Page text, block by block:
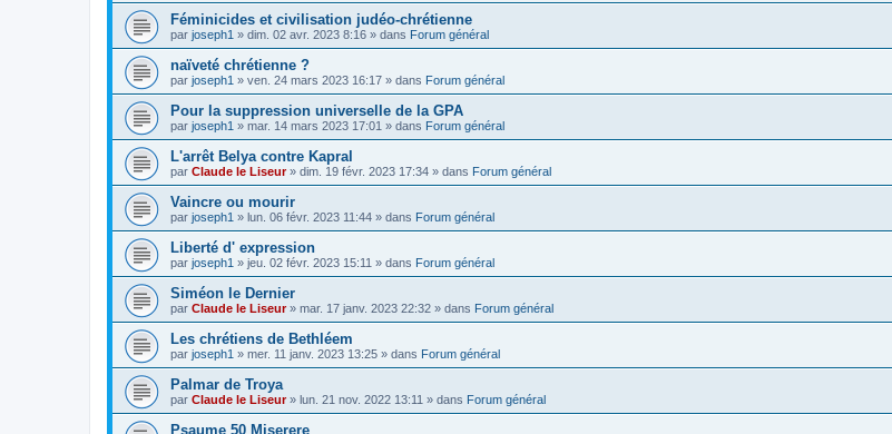
Féminicides et civilisation judéo-chrétienne
par joseph1 » dim. 02 avr. 2023 8:16 » dans Forum général
naïveté chrétienne ?
par joseph1 » ven. 24 mars 2023 16:17 » dans Forum général
Pour la suppression universelle de la GPA
par joseph1 » mar. 14 mars 2023 17:01 » dans Forum général
L'arrêt Belya contre Kapral
par Claude le Liseur» dim. 19 févr. 2023 17:34 » dans Forum général
Vaincre ou mourir
par joseph1 » lun. 06 févr. 2023 11:44 » dans Forum général
Liberté d' expression
par joseph1 » jeu. 02 févr. 2023 15:11 » dans Forum général
Siméon le Dernier
par Claude le Liseur» mar. 17 janv. 2023 22:32 » dans Forum général
Les chrétiens de Bethléem
par joseph1 » mer. 11 janv. 2023 13:25 » dans Forum général
Palmar de Troya
par Claude le Liseur» lun. 21 nov. 2022 13:11 » dans Forum général
Psaume 50 Miserere